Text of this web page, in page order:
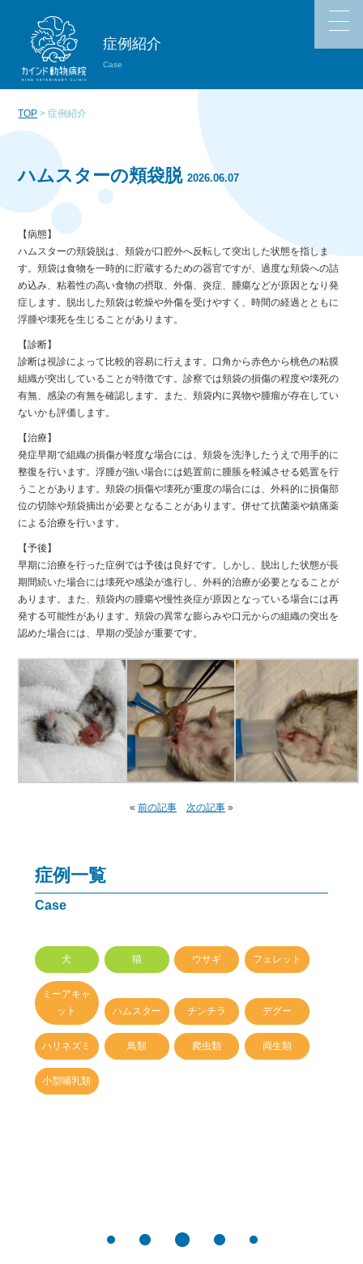
症例紹介
Case
TOP > 症例紹介
ハムスターの頬袋脱2026.06.07
【病態】
ハムスターの頬袋脱は、頬袋が口腔外へ反転して突出した状態を指しま
す。頬袋は食物を一時的に貯蔵するための器官ですが、過度な頬袋への詰
め込み、粘着性の高い食物の摂取、外傷、炎症、腫瘍などが原因となり発
症します。脱出した頬袋は乾燥や外傷を受けやすく、時間の経過とともに
浮腫や壊死を生じることがあります。
【診断】
診断は視診によって比較的容易に行えます。口角から赤色から桃色の粘膜
組織が突出していることが特徴です。診察では頬袋の損傷の程度や壊死の
有無、感染の有無を確認します。また、頬袋内に異物や腫瘤が存在してい
ないかも評価します。
【治療】
発症早期で組織の損傷が軽度な場合には、頬袋を洗浄したうえで用手的に
整復を行います。浮腫が強い場合には処置前に腫脹を軽減させる処置を行
うことがあります。頬袋の損傷や壊死が重度の場合には、外科的に損傷部
位の切除や頬袋摘出が必要となることがあります。併せて抗菌薬や鎮痛薬
による治療を行います。
【予後】
早期に治療を行った症例では予後は良好です。しかし、脱出した状態が長
期間続いた場合には壊死や感染が進行し、外科的治療が必要となることが
あります。また、頬袋内の腫瘍や慢性炎症が原因となっている場合には再
発する可能性があります。頬袋の異常な膨らみや口元からの組織の突出を
認めた場合には、早期の受診が重要です。
« 前の記事 次の記事 »
症例一覧
Case
犬 猫 ウサギ フェレット
ミーアキャ
ット
ハムスター チンチラ デグー
ハリネズミ 鳥類 爬虫類 両生類
小型哺乳類